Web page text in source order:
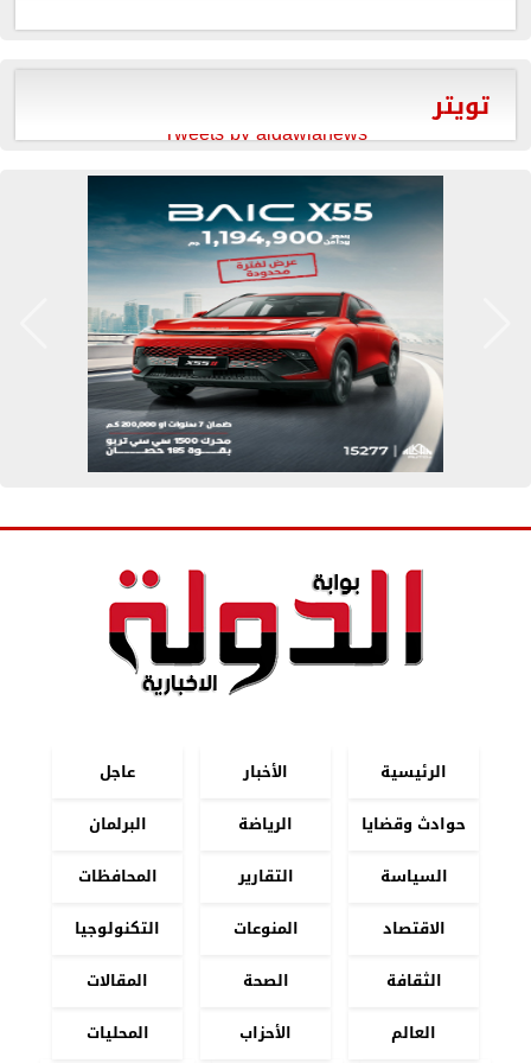
تويتر
Tweets by aldawlanews
الرئيسية الأخبار
عاجل
حوادث وقضايا
الرياضة
البرلمان
السياسة
التقارير
المحافظات
الاقتصاد
المنوعات
التكنولوجيا
الثقافة
الصحة
المقالات
العالم
الأحزاب المحليات